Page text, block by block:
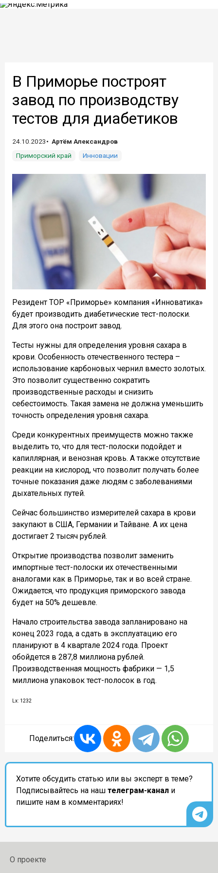
В Приморье построят
завод по производству
тестов для диабетиков
24.10.2023
Артём Александров
Приморский край
Инновации
Резидент ТОР «Приморье» компания «Инноватика»
будет производить диабетические тест-полоски.
Для этого она построит завод.
Тесты нужны для определения уровня сахара в
крови. Особенность отечественного тестера –
использование карбоновых чернил вместо золотых.
Это позволит существенно сократить
производственные расходы и снизить
себестоимость. Такая замена не должна уменьшить
точность определения уровня сахара.
Среди конкурентных преимуществ можно также
выделить то, что для тест-полоски подойдет и
капиллярная, и венозная кровь. А также отсутствие
реакции на кислород, что позволит получать более
точные показания даже людям с заболеваниями
дыхательных путей.
Сейчас большинство измерителей сахара в крови
закупают в США, Германии и Тайване. А их цена
достигает 2 тысяч рублей.
Открытие производства позволит заменить
импортные тест-полоски их отечественными
аналогами как в Приморье, так и во всей стране.
Ожидается, что продукция приморского завода
будет на 50% дешевле.
Начало строительства завода запланировано на
конец 2023 года, а сдать в эксплуатацию его
планируют в 4 квартале 2024 года. Проект
обойдется в 287,8 миллиона рублей.
Производственная мощность фабрики — 1,5
миллиона упаковок тест-полосок в год.
Lx: 1232
Поделиться:
Хотите обсудить статью или вы эксперт в теме?
Подписывайтесь на наш телеграм-канал и
пишите нам в комментариях!
О проекте